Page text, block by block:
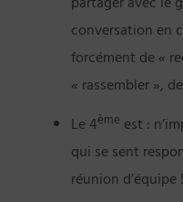
conversation en
forcément de «
« rassembler »,
Le 4ème est :
qui se sent
réunion d’équipe !